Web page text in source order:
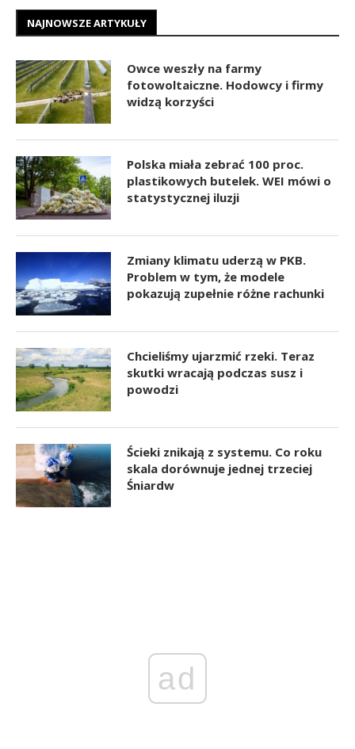
NAJNOWSZE ARTYKUŁY
Owce weszły na farmy
fotowoltaiczne. Hodowcy i firmy
widzą korzyści
Polska miała zebrać 100 proc.
plastikowych butelek. WEI mówi o
statystycznej iluzji
Zmiany klimatu uderzą w PKB.
Problem w tym, że modele
pokazują zupełnie różne rachunki
Chcieliśmy ujarzmić rzeki. Teraz
skutki wracają podczas susz i
powodzi
Ścieki znikają z systemu. Co roku
skala dorównuje jednej trzeciej
Śniardw
ad